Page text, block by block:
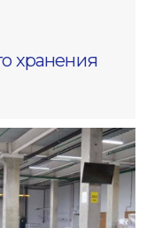
хранения